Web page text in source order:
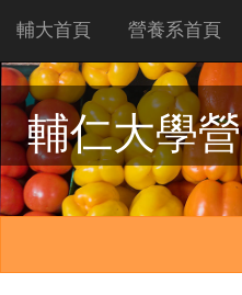
輔大首頁 營養系首頁
輔仁大學